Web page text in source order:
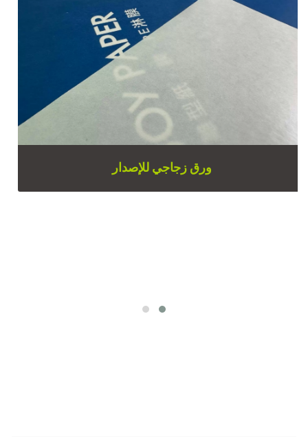
ورق زجاجي للإصدار